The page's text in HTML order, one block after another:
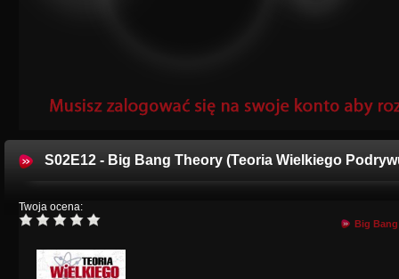
S02E12 - Big Bang Theory (Teoria Wielkiego
Twoja ocena:
Big